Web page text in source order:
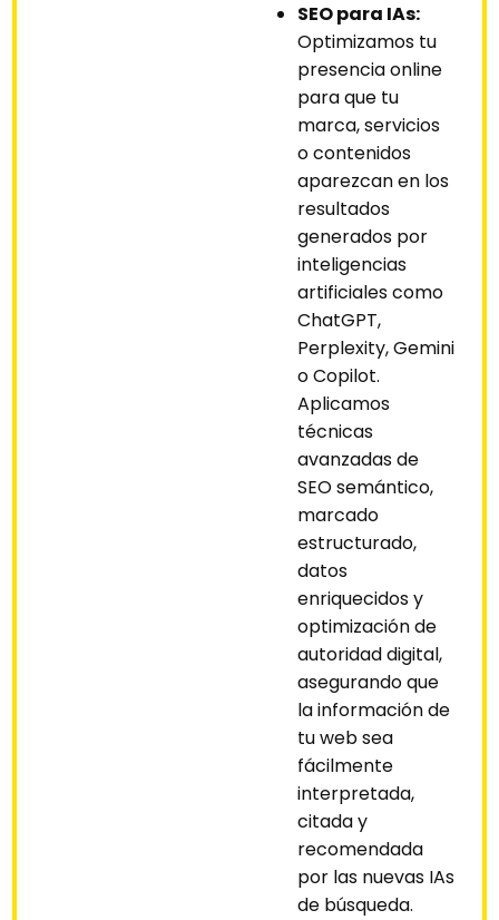
SEO para IAs:
Optimizamos tu
presencia online
para que tu
marca, servicios
o contenidos
aparezcan en los
resultados
generados por
inteligencias
artificiales como
ChatGPT,
Perplexity, Gemini
o Copilot.
Aplicamos
técnicas
avanzadas de
SEO semántico,
marcado
estructurado,
datos
enriquecidos y
optimización de
autoridad digital,
asegurando que
la información de
tu web sea
fácilmente
interpretada,
citada y
recomendada
por las nuevas IAs
de búsqueda.